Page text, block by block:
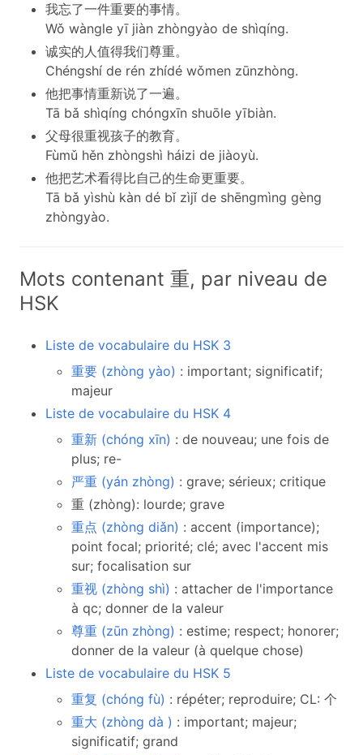
我忘了一件重要的事情。
Wǒ wàngle yī jiàn zhòngyào de shìqíng.
诚实的人值得我们尊重。
Chéngshí de rén zhídé wǒmen zūnzhòng.
他把事情重新说了一遍。
Tā bǎ shìqíng chóngxīn shuōle yībiàn.
父母很重视孩子的教育。
Fùmǔ hěn zhòngshì háizi de jiàoyù.
他把艺术看得比自己的生命更重要。
Tā bǎ yìshù kàn dé bǐ zìjǐ de shēngmìng gèng
zhòngyào.
Mots contenant 重, par niveau de
HSK
Liste de vocabulaire du HSK 3
重要 (zhòng yào) : important; significatif;
majeur
Liste de vocabulaire du HSK 4
重新 (chóng xīn) : de nouveau; une fois de
plus; re-
严重 (yán zhòng) : grave; sérieux; critique
重 (zhòng): lourde; grave
重点 (zhòng diǎn) : accent (importance);
point focal; priorité; clé; avec l'accent mis
sur; focalisation sur
重视 (zhòng shì) : attacher de l'importance
à qc; donner de la valeur
尊重 (zūn zhòng) : estime; respect; honorer;
donner de la valeur (à quelque chose)
Liste de vocabulaire du HSK 5
重复 (chóng fù) : répéter; reproduire; CL: 个
重大 (zhòng dà ) : important; majeur;
significatif; grand